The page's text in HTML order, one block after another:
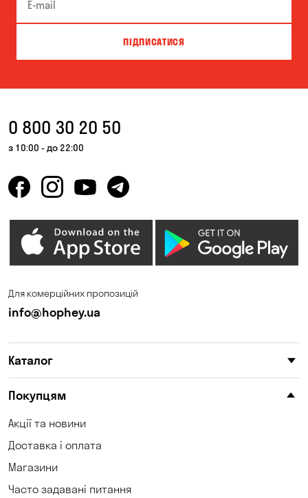
ПІДПИСАТИСЯ
0 800 30 20 50
з 10:00 - до 22:00
Для комерційних пропозицій
info@hophey.ua
Каталог
Покупцям
Акції та новини
Доставка і оплата
Магазини
Часто задавані питання